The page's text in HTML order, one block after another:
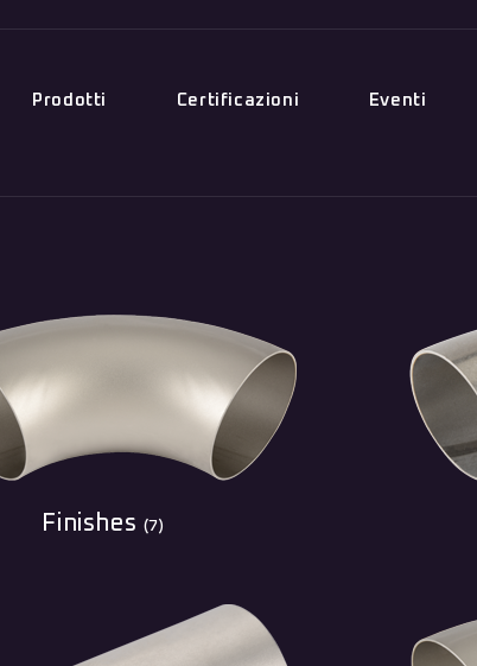
Prodotti Certificazioni Eventi
Finishes (7)